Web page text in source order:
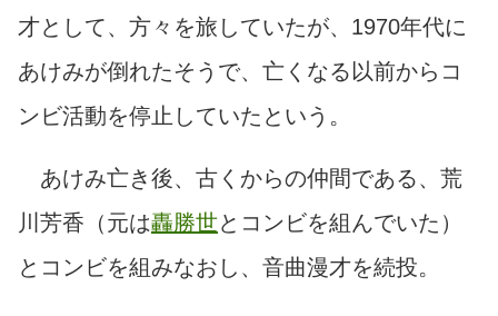
才として、方々を旅していたが、1970年代に
あけみが倒れたそうで、亡くなる以前からコ
ンビ活動を停止していたという。
あけみ亡き後、古くからの仲間である、荒
川芳香（元は轟勝世とコンビを組んでいた）
とコンビを組みなおし、音曲漫才を続投。